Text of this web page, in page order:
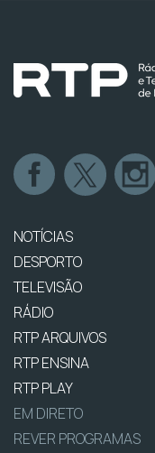
NOTÍCIAS
DESPORTO
TELEVISÃO
RÁDIO
RTP ARQUIVOS
RTP ENSINA
RTP PLAY
EM DIRETO
REVER PROGRAMAS